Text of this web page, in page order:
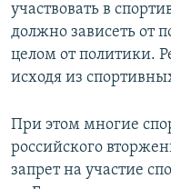
участвовать в
должно зависеть от
целом от политики.
исходя из
При этом многие
российского
запрет на участие